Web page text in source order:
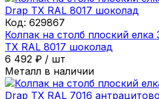
Код: 629867
Колпак на столб плоский
ТХ RAL 8017 шоколад
6 492 ₽ / шт
Металл в наличии